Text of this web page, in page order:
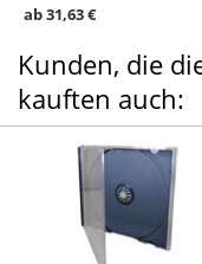
ab 31,63 €
Kunden, die
kauften auch: